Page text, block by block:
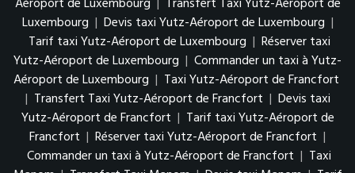
Aéroport de Luxembourg | Transfert Taxi Yutz-Aéroport de
Luxembourg | Devis taxi Yutz-Aéroport de Luxembourg |
Tarif taxi Yutz-Aéroport de Luxembourg | Réserver taxi
Yutz-Aéroport de Luxembourg | Commander un taxi à Yutz-
Aéroport de Luxembourg | Taxi Yutz-Aéroport de Francfort
| Transfert Taxi Yutz-Aéroport de Francfort | Devis taxi
Yutz-Aéroport de Francfort | Tarif taxi Yutz-Aéroport de
Francfort | Réserver taxi Yutz-Aéroport de Francfort |
Commander un taxi à Yutz-Aéroport de Francfort | Taxi